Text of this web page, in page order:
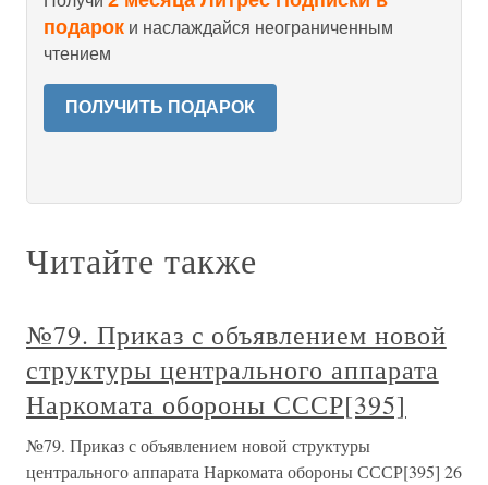
подарок и наслаждайся неограниченным
чтением
ПОЛУЧИТЬ ПОДАРОК
Читайте также
№79. Приказ с объявлением новой
структуры центрального аппарата
Наркомата обороны СССР[395]
№79. Приказ с объявлением новой структуры
центрального аппарата Наркомата обороны СССР[395] 26